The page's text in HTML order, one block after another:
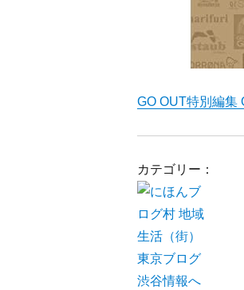
GO OUT特別編集
カテゴリー：